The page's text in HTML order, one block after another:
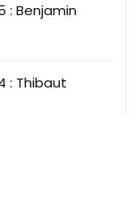
: Benjamin
: Thibaut